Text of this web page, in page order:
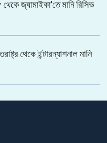
জ্যামাইকা'তে মানি রিসিভ
থেকে ইন্টারন্যাশনাল মানি